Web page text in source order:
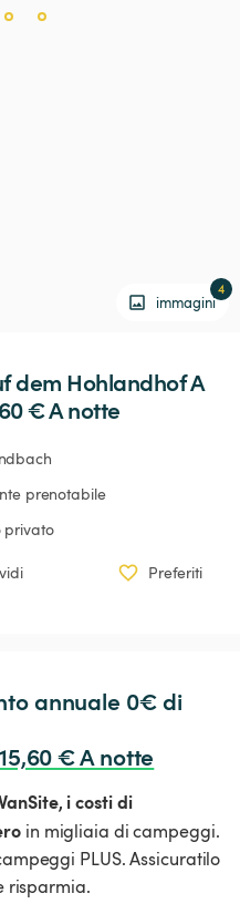
immagini
4
dem Hohlandhof A
€ A notte
prenotabile
privato
Preferiti
annuale 0€ di
15,60 € A notte
i costi di
in migliaia di campeggi.
PLUS. Assicuratilo
risparmia.